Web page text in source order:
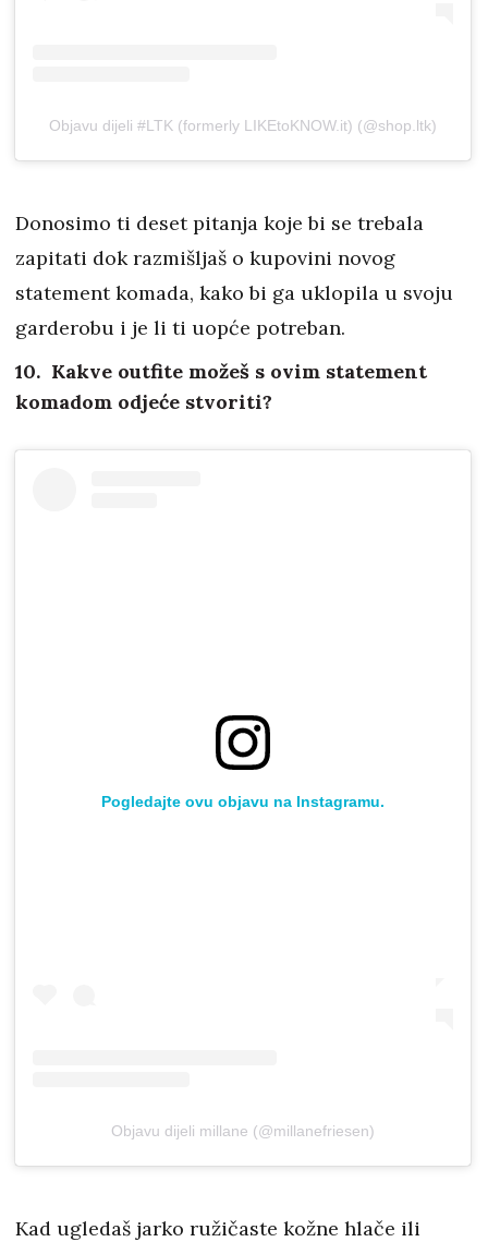
Objavu dijeli #LTK (formerly LIKEtoKNOW.it) (@shop.ltk)
Donosimo ti deset pitanja koje bi se trebala
zapitati dok razmišljaš o kupovini novog
statement komada, kako bi ga uklopila u svoju
garderobu i je li ti uopće potreban.
10. Kakve outfite možeš s ovim statement
komadom odjeće stvoriti?
Pogledajte ovu objavu na Instagramu.
Objavu dijeli millane (@millanefriesen)
Kad ugledaš jarko ružičaste kožne hlače ili